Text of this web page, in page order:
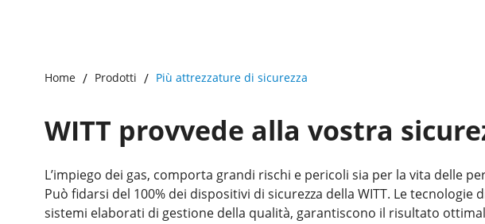
Home Prodotti Più attrezzature di sicurezza
WITT provvede alla vostra
L’impiego dei gas, comporta grandi rischi e pericoli sia per la vita delle
Può fidarsi del 100% dei dispositivi di sicurezza della WITT. Le tecnologie
sistemi elaborati di gestione della qualità, garantiscono il risultato